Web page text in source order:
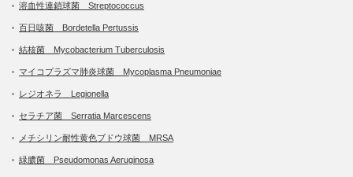
溶血性連鎖球菌 Streptococcus
百日咳菌 Bordetella Pertussis
結核菌 Mycobacterium Tuberculosis
マイコプラズマ肺炎球菌 Mycoplasma Pneumoniae
レジオネラ Legionella
セラチア菌 Serratia Marcescens
メチシリン耐性黄色ブドウ球菌 MRSA
緑膿菌 Pseudomonas Aeruginosa